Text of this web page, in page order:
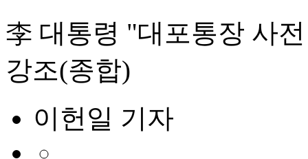
李 대통령 "대포통장 사
강조(종합)
이헌일 기자